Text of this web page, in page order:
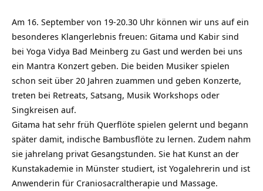
Am 16. September von 19-20.30 Uhr können wir uns auf ein
besonderes Klangerlebnis freuen: Gitama und Kabir sind
bei Yoga Vidya Bad Meinberg zu Gast und werden bei uns
ein Mantra Konzert geben. Die beiden Musiker spielen
schon seit über 20 Jahren zuammen und geben Konzerte,
treten bei Retreats, Satsang, Musik Workshops oder
Singkreisen auf.
Gitama hat sehr früh Querflöte spielen gelernt und begann
später damit, indische Bambusflöte zu lernen. Zudem nahm
sie jahrelang privat Gesangstunden. Sie hat Kunst an der
Kunstakademie in Münster studiert, ist Yogalehrerin und ist
Anwenderin für Craniosacraltherapie und Massage.